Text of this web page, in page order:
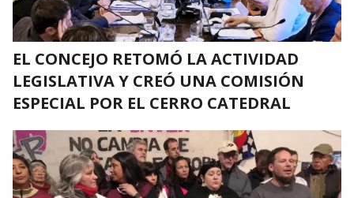
EL CONCEJO RETOMÓ LA ACTIVIDAD
LEGISLATIVA Y CREÓ UNA COMISIÓN
ESPECIAL POR EL CERRO CATEDRAL